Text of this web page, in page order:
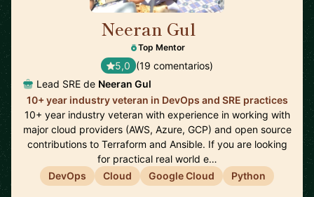
Neeran Gul
Top Mentor
5,0 (19 comentarios)
Lead SRE de Neeran Gul
10+ year industry veteran in DevOps and SRE practices
10+ year industry veteran with experience in working with
major cloud providers (AWS, Azure, GCP) and open source
contributions to Terraform and Ansible. If you are looking
for practical real world e…
DevOps
Cloud Google Cloud Python